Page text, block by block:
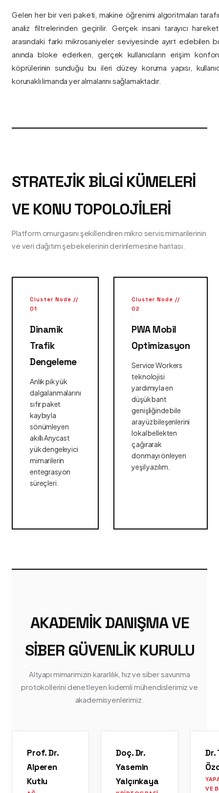
Gelen her bir veri paketi, makine öğrenimi algoritmaları
analiz filtrelerinden geçirilir. Gerçek insani tarayıcı
arasındaki farkı mikrosaniyeler seviyesinde ayırt edebilen
anında bloke ederken, gerçek kullanıcıların erişim
köprülerinin sunduğu bu ileri düzey koruma yapısı,
korunaklı limanda yer almalarını sağlamaktadır.
STRATEJIK BILGI KÜMELERI
VE KONU TOPOLOJILERI
Platform omurgasını şekillendiren mikro servis mimarilerinin
ve veri dağıtım şebekelerinin derinlemesine haritası.
Cluster Node //
01
Dinamik
Trafik
Dengeleme
Anlık pik yük
dalgalanmalarını
sıfır paket
kaybıyla
sönümleyen
akıllı Anycast
yük dengeleyici
mimarilerin
entegrasyon
süreçleri.
Cluster Node //
02
PWA Mobil
Optimizasyon
Service Workers
teknolojisi
yardımıyla en
düşük bant
genişliğinde bile
arayüz bileşenlerini
lokal bellekten
çağırarak
donmayı önleyen
yeşil yazılım.
AKADEMIK DANIŞMA VE
SIBER GÜVENLIK KURULU
Altyapı mimarimizin kararlılık, hız ve siber savunma
protokollerini denetleyen kıdemli mühendislerimiz ve
akademisyenlerimiz.
Prof. Dr.
Alperen
Kutlu
Doç. Dr.
Yasemin
Yalçınkaya
Dr.
VE